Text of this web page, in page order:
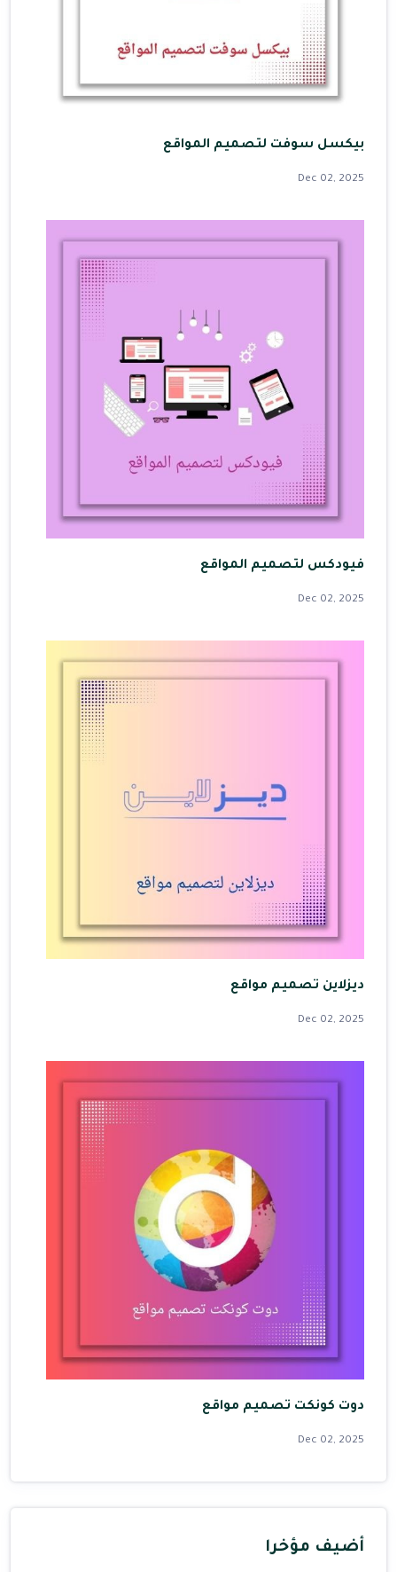
بيكسل سوفت لتصميم المواقع
Dec 02, 2025
فيودكس لتصميم المواقع
Dec 02, 2025
ديزلاين تصميم مواقع
Dec 02, 2025
دوت كونكت تصميم مواقع
Dec 02, 2025
أضيف مؤخرا